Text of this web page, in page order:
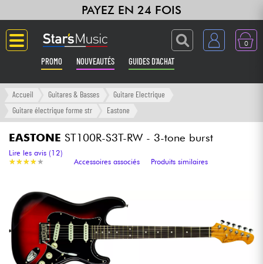
PAYEZ EN 24 FOIS
0
PROMO NOUVEAUTÉS GUIDES D'ACHAT
Langue
Amplis & Effets
Synthés & Sampleurs
Home Studio
Accueil Guitares & Basses
Guitare Electrique
Guitare électrique forme str
Eastone
EASTONE ST100R-S3T-RW - 3-tone burst
★★★★★
★★★★★
Lire les avis (12)
Accessoires associés
Produits similaires